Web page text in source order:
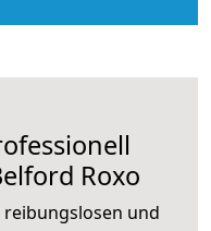
Roxo
und